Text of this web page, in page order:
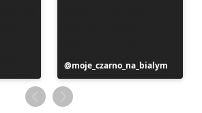
Objavo
je
objavil
moje_czarno_na_bialym